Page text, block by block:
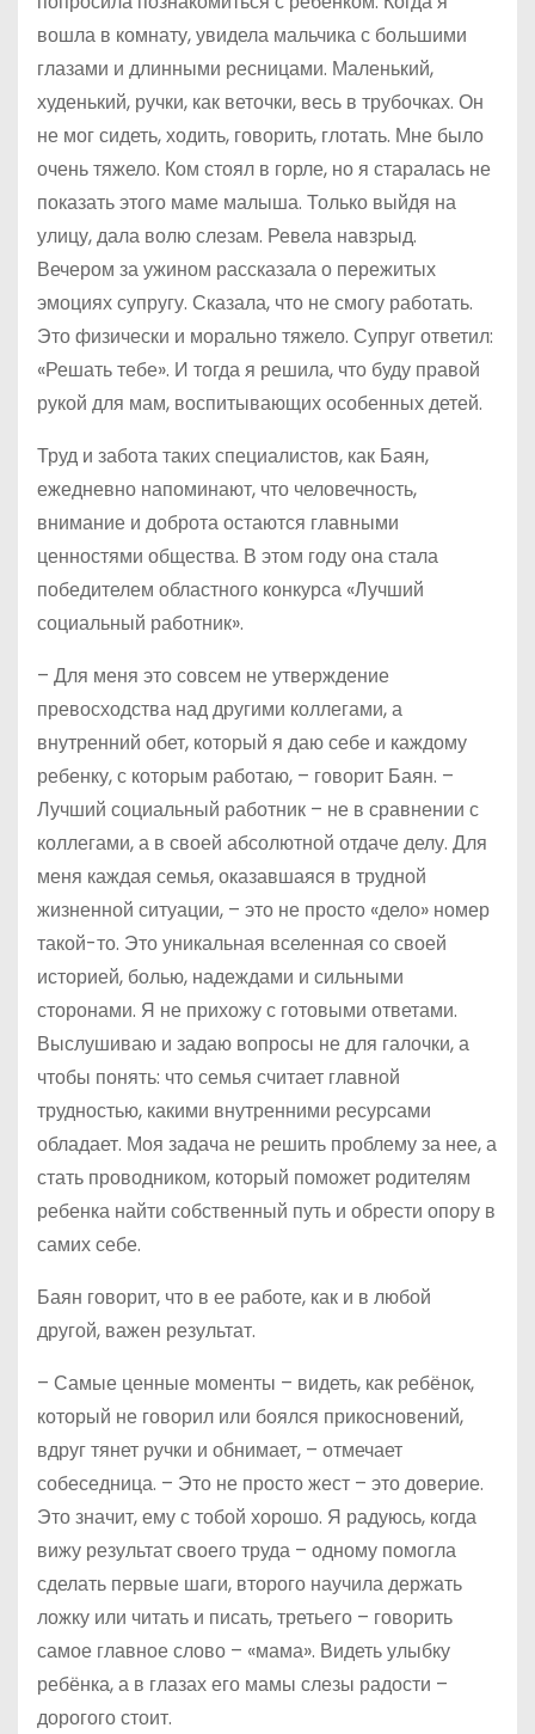
вошла в комнату, увидела мальчика с большими
глазами и длинными ресницами. Маленький,
худенький, ручки, как веточки, весь в трубочках. Он
не мог сидеть, ходить, говорить, глотать. Мне было
очень тяжело. Ком стоял в горле, но я старалась не
показать этого маме малыша. Только выйдя на
улицу, дала волю слезам. Ревела навзрыд.
Вечером за ужином рассказала о пережитых
эмоциях супругу. Сказала, что не смогу работать.
Это физически и морально тяжело. Супруг ответил:
«Решать тебе». И тогда я решила, что буду правой
рукой для мам, воспитывающих особенных детей.
Труд и забота таких специалистов, как Баян,
ежедневно напоминают, что человечность,
внимание и доброта остаются главными
ценностями общества. В этом году она стала
победителем областного конкурса «Лучший
социальный работник».
– Для меня это совсем не утверждение
превосходства над другими коллегами, а
внутренний обет, который я даю себе и каждому
ребенку, с которым работаю, – говорит Баян. –
Лучший социальный работник – не в сравнении с
коллегами, а в своей абсолютной отдаче делу. Для
меня каждая семья, оказавшаяся в трудной
жизненной ситуации, – это не просто «дело» номер
такой-то. Это уникальная вселенная со своей
историей, болью, надеждами и сильными
сторонами. Я не прихожу с готовыми ответами.
Выслушиваю и задаю вопросы не для галочки, а
чтобы понять: что семья считает главной
трудностью, какими внутренними ресурсами
обладает. Моя задача не решить проблему за нее, а
стать проводником, который поможет родителям
ребенка найти собственный путь и обрести опору в
самих себе.
Баян говорит, что в ее работе, как и в любой
другой, важен результат.
– Самые ценные моменты – видеть, как ребёнок,
который не говорил или боялся прикосновений,
вдруг тянет ручки и обнимает, – отмечает
собеседница. – Это не просто жест – это доверие.
Это значит, ему с тобой хорошо. Я радуюсь, когда
вижу результат своего труда – одному помогла
сделать первые шаги, второго научила держать
ложку или читать и писать, третьего – говорить
самое главное слово – «мама». Видеть улыбку
ребёнка, а в глазах его мамы слезы радости –
дорогого стоит.